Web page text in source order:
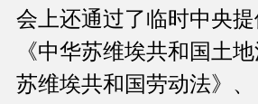
会上还通过了临时中央
《中华苏维埃共和国土
苏维埃共和国劳动法》